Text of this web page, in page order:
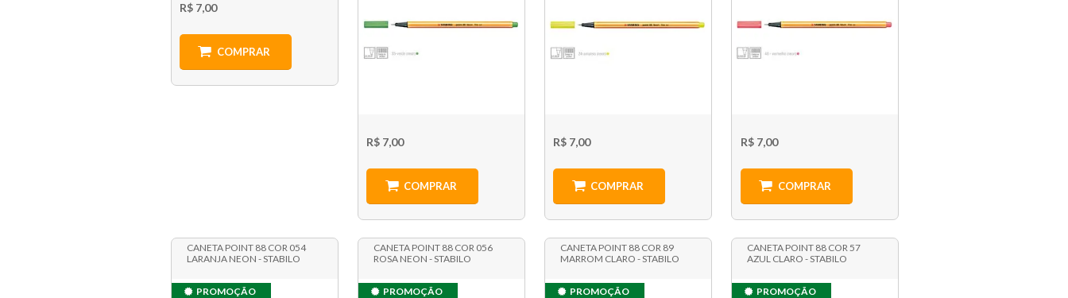
R$ 7,00
COMPRAR
R$ 7,00
COMPRAR
R$ 7,00
COMPRAR
R$ 7,00
COMPRAR
CANETA POINT 88 COR 054
LARANJA NEON - STABILO
PROMOÇÃO
CANETA POINT 88 COR 056
ROSA NEON - STABILO
PROMOÇÃO
CANETA POINT 88 COR 89
MARROM CLARO - STABILO
PROMOÇÃO
CANETA POINT 88 COR 57
AZUL CLARO - STABILO
PROMOÇÃO